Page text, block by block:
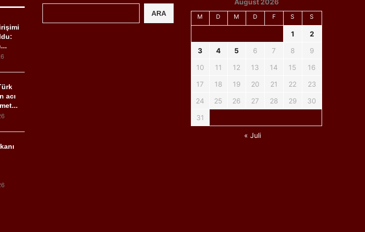
acı
ARA M D M D F S S
1
2
3
4 5 6 7 8
9
10
11 12 13 14 15
16
17
18 19 20 21 22
23
24
25 26 27 28 29
30
31
« Juli